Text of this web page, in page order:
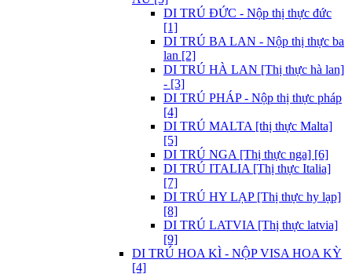
DI TRÚ ĐỨC - Nộp thị thực đức
[1]
DI TRÚ BA LAN - Nộp thị thực ba
lan [2]
DI TRÚ HÀ LAN [Thị thực hà lan]
- [3]
DI TRÚ PHÁP - Nộp thị thực pháp
[4]
DI TRÚ MALTA [thị thực Malta]
[5]
DI TRÚ NGA [Thị thực nga] [6]
DI TRÚ ITALIA [Thị thực Italia]
[7]
DI TRÚ HY LẠP [Thị thực hy lạp]
[8]
DI TRÚ LATVIA [Thị thực latvia]
[9]
DI TRÚ HOA KÌ - NỘP VISA HOA KỲ
[4]